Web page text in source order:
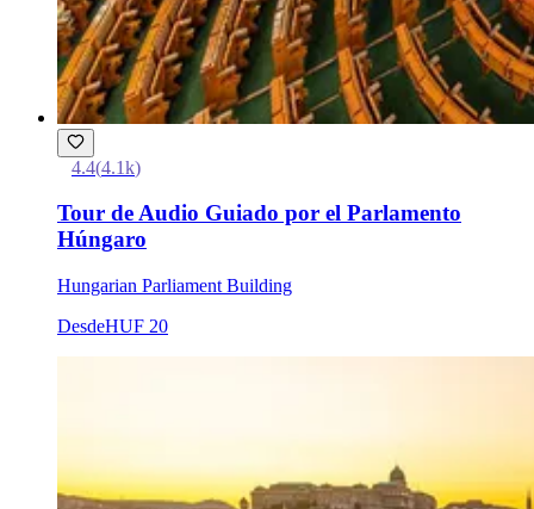
4.4(4.1k)
Tour de Audio Guiado por el Parlamento
Húngaro
Hungarian Parliament Building
DesdeHUF 20